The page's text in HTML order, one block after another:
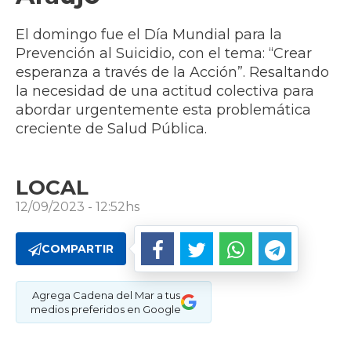
El domingo fue el Día Mundial para la
Prevención al Suicidio, con el tema: “Crear
esperanza a través de la Acción”. Resaltando
la necesidad de una actitud colectiva para
abordar urgentemente esta problemática
creciente de Salud Pública.
LOCAL
12/09/2023 - 12:52hs
COMPARTIR
Agrega Cadena del Mar a tus
medios preferidos en Google